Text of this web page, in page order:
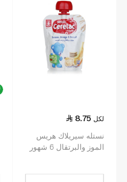
8.75 لكل
نستله سيريلاك هريس
الموز والبرتقال 6 شهور